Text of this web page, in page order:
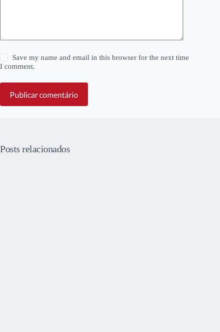
Save my name and email in this browser for the next time
I comment.
Publicar comentário
Posts relacionados